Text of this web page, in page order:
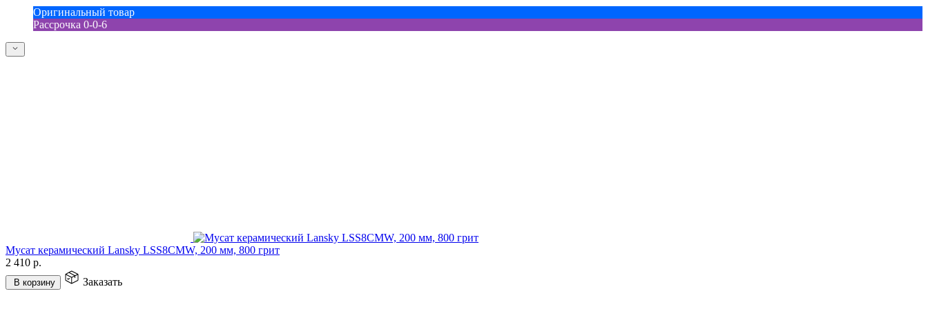
Оригинальный товар
Рассрочка 0-0-6
Мусат керамический Lansky LSS8CMW, 200 мм, 800 грит
2 410 р.
В корзину Заказать